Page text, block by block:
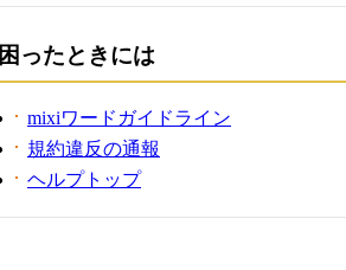
困ったときには
mixiワードガイドライン
規約違反の通報
ヘルプトップ